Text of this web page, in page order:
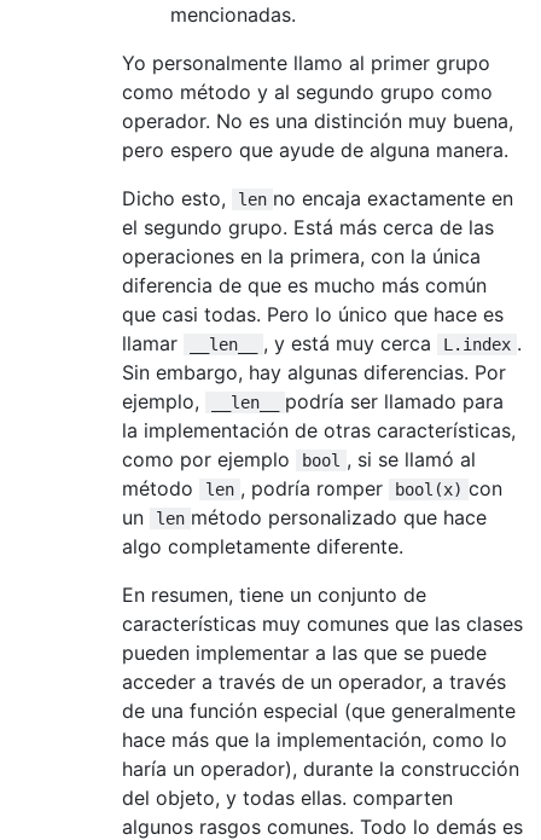
mencionadas.
Yo personalmente llamo al primer grupo
como método y al segundo grupo como
operador. No es una distinción muy buena,
pero espero que ayude de alguna manera.
Dicho esto,
len no encaja exactamente en
el segundo grupo. Está más cerca de las
operaciones en la primera, con la única
diferencia de que es mucho más común
que casi todas. Pero lo único que hace es
llamar
__len__ , y está muy cerca L.index .
Sin embargo, hay algunas diferencias. Por
ejemplo,
__len__
podría ser llamado para
la implementación de otras características,
como por ejemplo
bool , si se llamó al
método
len , podría romper bool(x) con
un
len método personalizado que hace
algo completamente diferente.
En resumen, tiene un conjunto de
características muy comunes que las clases
pueden implementar a las que se puede
acceder a través de un operador, a través
de una función especial (que generalmente
hace más que la implementación, como lo
haría un operador), durante la construcción
del objeto, y todas ellas. comparten
algunos rasgos comunes. Todo lo demás es